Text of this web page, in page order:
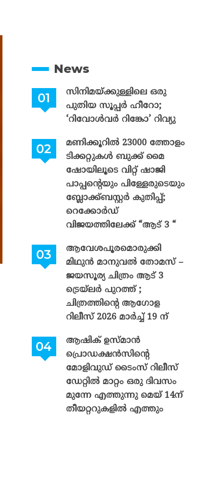
News
സിനിമയ്ക്കുള്ളിലെ ഒരു
പുതിയ സൂപ്പർ ഹീറോ;
‘റിവോൾവർ റിങ്കോ’ റിവ്യു
മണിക്കൂറിൽ 23000 ത്തോളം
ടിക്കറ്റുകൾ ബുക്ക് മൈ
ഷോയിലൂടെ വിറ്റ് ഷാജി
പാപ്പന്റെയും പിള്ളേരുടെയും
ബ്ലോക്ക്ബസ്റ്റർ കുതിപ്പ്;
റെക്കോർഡ്
വിജയത്തിലേക്ക് “ആട് 3 “
ആവേശപൂരമൊരുക്കി
മിഥുൻ മാനുവൽ തോമസ് –
ജയസൂര്യ ചിത്രം ആട് 3
ട്രെയ്‌ലർ പുറത്ത് ;
ചിത്രത്തിന്റെ ആഗോള
റിലീസ് 2026 മാർച്ച് 19 ന്
ആഷിക് ഉസ്മാൻ
പ്രൊഡക്ഷൻസിന്റെ
മോളിവുഡ് ടൈംസ് റിലീസ്
ഡേറ്റിൽ മാറ്റം ഒരു ദിവസം
മുന്നേ എത്തുന്നു മെയ് 14ന്
തീയറ്ററുകളിൽ എത്തും